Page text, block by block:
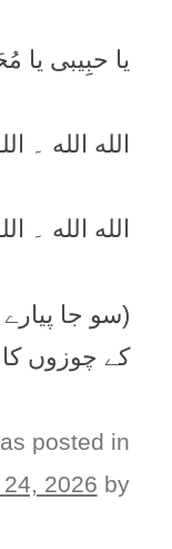
يا حبِيبی يا
الله الله ۔
الله الله ۔
(سو جا
کے چوزوں
posted in
2026 by